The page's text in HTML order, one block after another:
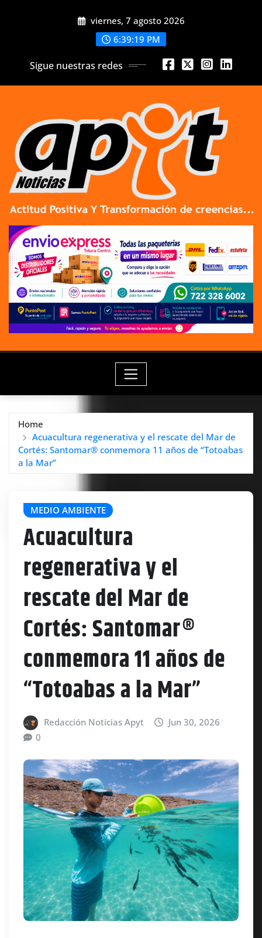
viernes, 7 agosto 2026
6:39:21 PM
Sigue nuestras redes
Home
Acuacultura regenerativa y el rescate del Mar de
Cortés: Santomar® conmemora 11 años de “Totoabas
a la Mar”
MEDIO AMBIENTE
Acuacultura
regenerativa y el
rescate del Mar de
Cortés: Santomar®
conmemora 11 años de
“Totoabas a la Mar”
Redacción Noticias Apyt
Jun 30, 2026
0